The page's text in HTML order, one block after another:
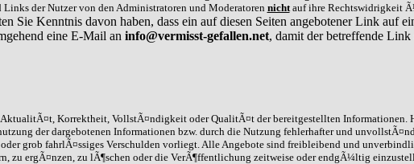
der Nutzer von den Administratoren und Moderatoren nichtauf ihre Rechtswidrigkeit
Sie Kenntnis davon haben, dass ein auf diesen Seiten angebotener Link auf
eine E-Mail an info@vermisst-gefallen.net, damit der betreffende
Korrektheit, VollstÃ¤ndigkeit oder QualitÃ¤t der bereitgestellten Informationen.
der dargebotenen Informationen bzw. durch die Nutzung fehlerhafter und
grob fahrlÃ¤ssiges Verschulden vorliegt. Alle Angebote sind freibleibend und
zu ergÃ¤nzen, zu lÃ¶schen oder die VerÃ¶ffentlichung zeitweise oder endgÃ¼ltig